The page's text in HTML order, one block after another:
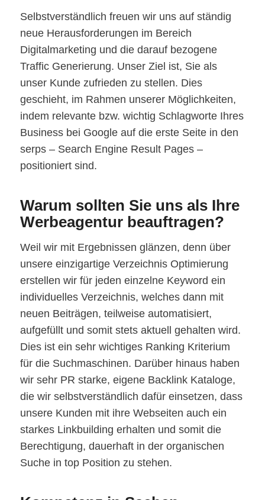
Selbstverständlich freuen wir uns auf ständig
neue Herausforderungen im Bereich
Digitalmarketing und die darauf bezogene
Traffic Generierung. Unser Ziel ist, Sie als
unser Kunde zufrieden zu stellen. Dies
geschieht, im Rahmen unserer Möglichkeiten,
indem relevante bzw. wichtig Schlagworte Ihres
Business bei Google auf die erste Seite in den
serps – Search Engine Result Pages –
positioniert sind.
Warum sollten Sie uns als Ihre
Werbeagentur beauftragen?
Weil wir mit Ergebnissen glänzen, denn über
unsere einzigartige Verzeichnis Optimierung
erstellen wir für jeden einzelne Keyword ein
individuelles Verzeichnis, welches dann mit
neuen Beiträgen, teilweise automatisiert,
aufgefüllt und somit stets aktuell gehalten wird.
Dies ist ein sehr wichtiges Ranking Kriterium
für die Suchmaschinen. Darüber hinaus haben
wir sehr PR starke, eigene Backlink Kataloge,
die wir selbstverständlich dafür einsetzen, dass
unsere Kunden mit ihre Webseiten auch ein
starkes Linkbuilding erhalten und somit die
Berechtigung, dauerhaft in der organischen
Suche in top Position zu stehen.